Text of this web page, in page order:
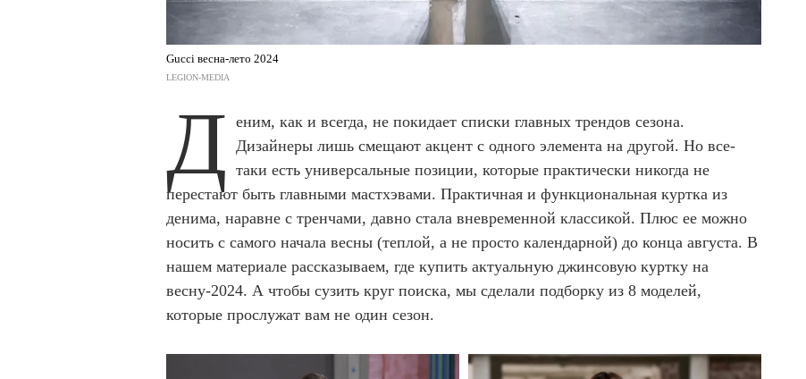
Gucci весна-лето 2024
LEGION-MEDIA
Д еним, как и всегда, не покидает списки главных трендов сезона.
Дизайнеры лишь смещают акцент с одного элемента на другой. Но все-
таки есть универсальные позиции, которые практически никогда не
перестают быть главными мастхэвами. Практичная и функциональная куртка из
денима, наравне с тренчами, давно стала вневременной классикой. Плюс ее можно
носить с самого начала весны (теплой, а не просто календарной) до конца августа. В
нашем материале рассказываем, где купить актуальную джинсовую куртку на
весну-2024. А чтобы сузить круг поиска, мы сделали подборку из 8 моделей,
которые прослужат вам не один сезон.